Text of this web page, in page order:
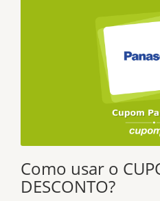
Como usar o
DESCONTO?